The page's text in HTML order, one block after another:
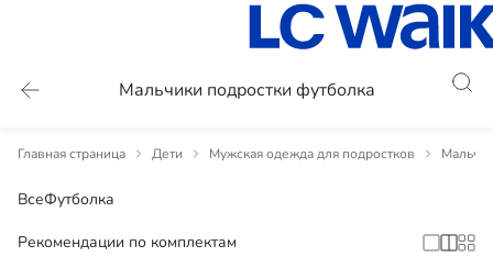
Мальчики подростки футболка
Главная страница Дети Мужская одежда для подростков
ВсеФутболка
Рекомендации по комплектам